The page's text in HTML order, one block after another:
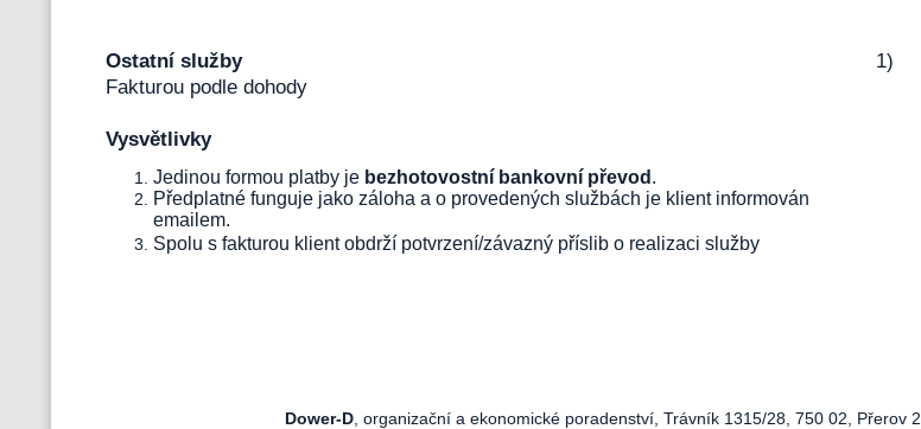
Ostatní služby
1)
Fakturou podle dohody
Vysvětlivky
Jedinou formou platby je bezhotovostní bankovní převod .
Předplatné funguje jako záloha a o provedených službách je klient informován
emailem.
Spolu s fakturou klient obdrží potvrzení/závazný příslib o realizaci služby
Dower-D , organizační a ekonomické poradenství, Trávník 1315/28, 750 02, Přerov 2